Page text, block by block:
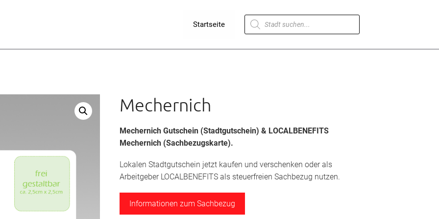
Startseite
Products
search
Mechernich
Mechernich Gutschein (Stadtgutschein) & LOCALBENEFITS
Mechernich (Sachbezugskarte).
Lokalen Stadtgutschein jetzt kaufen und verschenken oder als
Arbeitgeber LOCALBENEFITS als steuerfreien Sachbezug nutzen.
Informationen zum Sachbezug